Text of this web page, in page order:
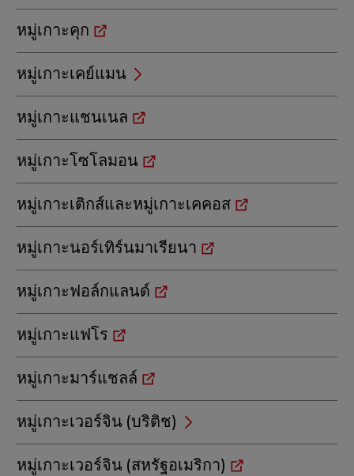
หมู่เกาะคุก
หมู่เกาะเคย์แมน
หมู่เกาะแชนเนล
หมู่เกาะโซโลมอน
หมู่เกาะเติกส์และหมู่เกาะเคคอส
หมู่เกาะนอร์เทิร์นมาเรียนา
หมู่เกาะฟอล์กแลนด์
หมู่เกาะแฟโร
หมู่เกาะมาร์แชลล์
หมู่เกาะเวอร์จิน (บริติช)
หมู่เกาะเวอร์จิน (สหรัฐอเมริกา)